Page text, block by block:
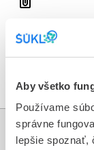
Aby všetko
Používame
správne
lepšie spoznať,
Stiahnuť
Informácie